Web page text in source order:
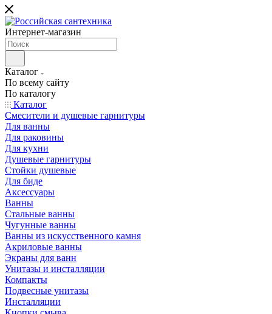
Интернет-магазин
Каталог
По всему сайту
По каталогу
Каталог
Смесители и душевые гарнитуры
Для ванны
Для раковины
Для кухни
Душевые гарнитуры
Стойки душевые
Для биде
Аксессуары
Ванны
Стальные ванны
Чугунные ванны
Ванны из искусственного камня
Акриловые ванны
Экраны для ванн
Унитазы и инсталляции
Компакты
Подвесные унитазы
Инсталляции